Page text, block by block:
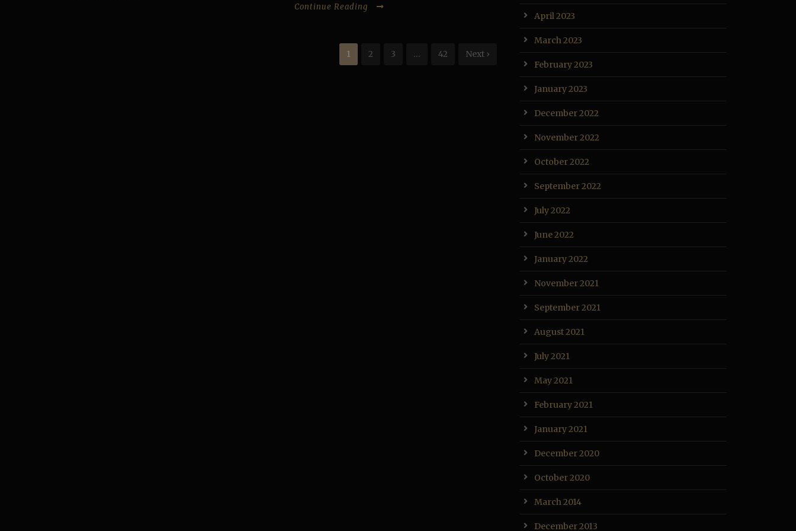
Continue Reading
1 2 3 … 42 Next ›
April 2023
March 2023
February 2023
January 2023
December 2022
November 2022
October 2022
September 2022
July 2022
June 2022
January 2022
November 2021
September 2021
August 2021
July 2021
May 2021
February 2021
January 2021
December 2020
October 2020
March 2014
December 2013